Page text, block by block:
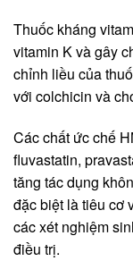
Thuốc kháng
vitamin K và gây
chỉnh liều của
với colchicin và
Các chất ức chế
fluvastatin,
tăng tác dụng
đặc biệt là tiêu cơ
các xét nghiệm
điều trị.